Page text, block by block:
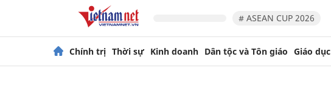
# ASEAN CUP 2026
Chính trị Thời sự Kinh doanh Dân tộc và Tôn giáo Giáo dục